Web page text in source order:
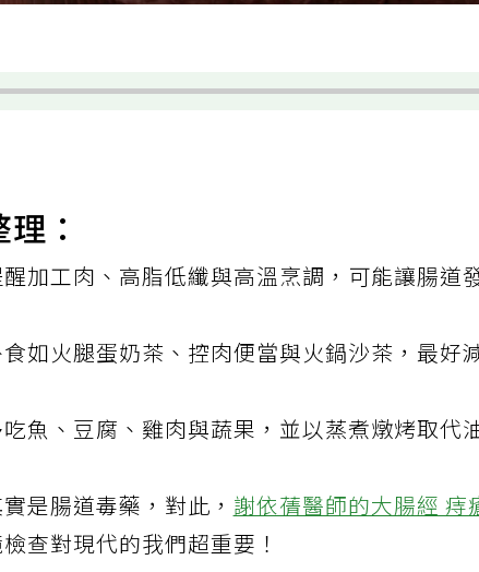
：
加工肉、高脂低纖與高溫烹調，可能讓腸道
如火腿蛋奶茶、控肉便當與火鍋沙茶，最好
魚、豆腐、雞肉與蔬果，並以蒸煮燉烤取代
是腸道毒藥，對此，謝依蒨醫師的大腸經
查對現代的我們超重要！